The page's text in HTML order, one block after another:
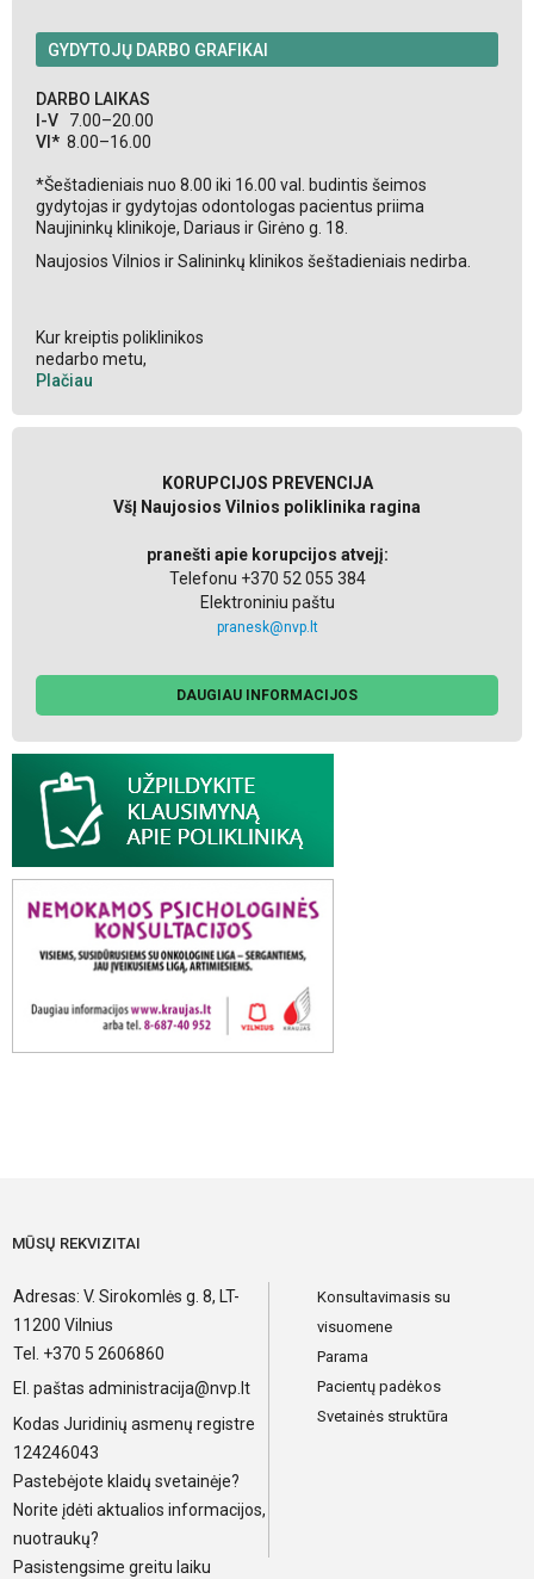
GYDYTOJŲ DARBO GRAFIKAI
DARBO LAIKAS
I-V 7.00–20.00
VI* 8.00–16.00
*Šeštadieniais nuo 8.00 iki 16.00 val. budintis šeimos
gydytojas ir gydytojas odontologas pacientus priima
Naujininkų klinikoje, Dariaus ir Girėno g. 18.
Naujosios Vilnios ir Salininkų klinikos šeštadieniais nedirba.
Kur kreiptis poliklinikos
nedarbo metu,
Plačiau
KORUPCIJOS PREVENCIJA
VšĮ Naujosios Vilnios poliklinika ragina
pranešti apie korupcijos atvejį:
Telefonu +370 52 055 384
Elektroniniu paštu
pranesk@nvp.lt
DAUGIAU INFORMACIJOS
MŪSŲ REKVIZITAI
Adresas: V. Sirokomlės g. 8, LT-
11200 Vilnius
Tel. +370 5 2606860
El. paštas administracija@nvp.lt
Kodas Juridinių asmenų registre
124246043
Pastebėjote klaidų svetainėje?
Norite įdėti aktualios informacijos,
nuotraukų?
Pasistengsime greitu laiku
Konsultavimasis su
visuomene
Parama
Pacientų padėkos
Svetainės struktūra